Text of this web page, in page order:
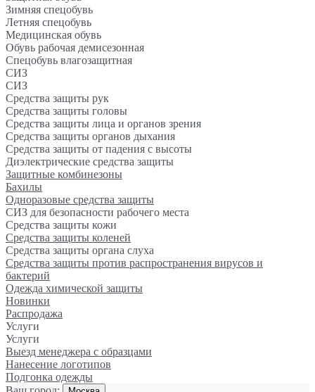
Зимняя спецобувь
Летняя спецобувь
Медицинская обувь
Обувь рабочая демисезонная
Спецобувь влагозащитная
СИЗ
СИЗ
Средства защиты рук
Средства защиты головы
Средства защиты лица и органов зрения
Средства защиты органов дыхания
Средства защиты от падения с высоты
Диэлектрические средства защиты
Защитные комбинезоны
Бахилы
Одноразовые средства защиты
СИЗ для безопасности рабочего места
Средства защиты кожи
Средства защиты коленей
Средства защиты органа слуха
Средства защиты против распространения вирусов и
бактерий
Одежда химической защиты
Новинки
Распродажа
Услуги
Услуги
Выезд менеджера с образцами
Нанесение логотипов
Подгонка одежды